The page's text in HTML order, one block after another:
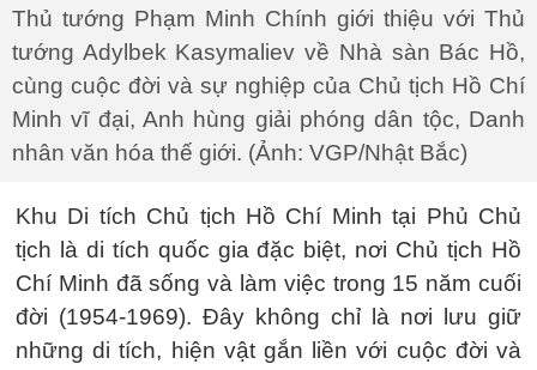
Thủ tướng Phạm Minh Chính giới thiệu với Thủ
tướng Adylbek Kasymaliev về Nhà sàn Bác Hồ,
cùng cuộc đời và sự nghiệp của Chủ tịch Hồ Chí
Minh vĩ đại, Anh hùng giải phóng dân tộc, Danh
nhân văn hóa thế giới. (Ảnh: VGP/Nhật Bắc)
Khu Di tích Chủ tịch Hồ Chí Minh tại Phủ Chủ
tịch là di tích quốc gia đặc biệt, nơi Chủ tịch Hồ
Chí Minh đã sống và làm việc trong 15 năm cuối
đời (1954-1969). Đây không chỉ là nơi lưu giữ
những di tích, hiện vật gắn liền với cuộc đời và